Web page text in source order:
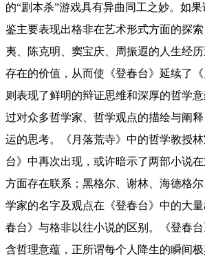
的“剧本杀”游戏具有异曲同工之妙。如
鉴主要表现出格非在艺术形式方面的探
夷、陈克明、窦宝庆、周振遐的人生经
存在的价值，从而使《登春台》延续了《
则表现了鲜明的辩证思维和深厚的哲学
过对众多哲学家、哲学观点的描绘与阐
运的思考。《月落荒寺》中的哲学教授
台》中再次出现，或许暗示了两部小说
方面存在联系；黑格尔、谢林、海德格
学家的名字及观点在《登春台》中的大
春台》与格非以往小说的区别。《登春
含哲理意蕴，正所谓每个人降生的瞬间